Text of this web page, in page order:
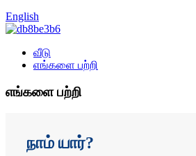
English
வீடு
எங்களை பற்றி
எங்களை பற்றி
நாம் யார்?